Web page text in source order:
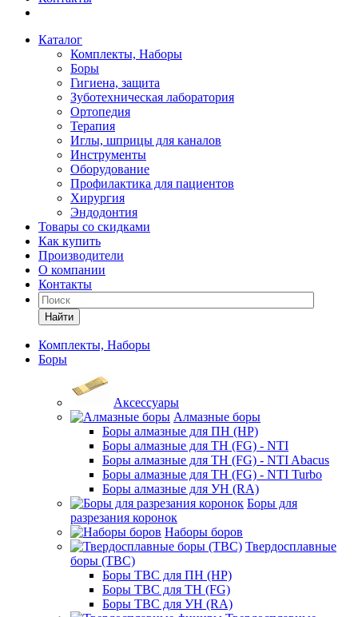
Каталог
Комплекты, Наборы
Боры
Гигиена, защита
Зуботехническая лаборатория
Ортопедия
Терапия
Иглы, шприцы для каналов
Инструменты
Оборудование
Профилактика для пациентов
Хирургия
Эндодонтия
Товары со скидками
Как купить
Производители
О компании
Контакты
Найти
Комплекты, Наборы
Боры
Аксессуары
Алмазные боры
Боры алмазные для ПН (HP)
Боры алмазные для ТН (FG) - NTI
Боры алмазные для ТН (FG) - NTI Abacus
Боры алмазные для ТН (FG) - NTI Turbo
Боры алмазные для УН (RA)
Боры для
разрезания коронок
Наборы боров
Твердосплавные
боры (ТВС)
Боры ТВС для ПН (HP)
Боры ТВС для ТН (FG)
Боры ТВС для УН (RA)